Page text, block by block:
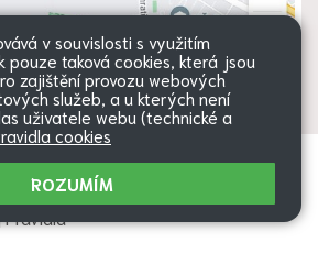
Copyright
|Přihlásit|
Pravidla
Web školy
v souvislosti s využitím
pouze taková cookies, která jsou
zajištění provozu webových
služeb, a u kterých není
uživatele webu (technické a
cookies
ROZUMÍM